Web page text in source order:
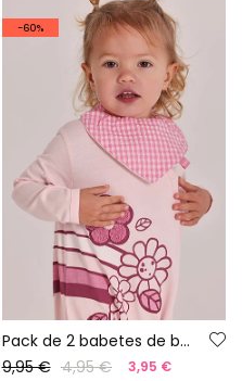
-60%
Pack de 2 babetes de bebé de algodão estampado
9,95 € 4,95 € 3,95 €